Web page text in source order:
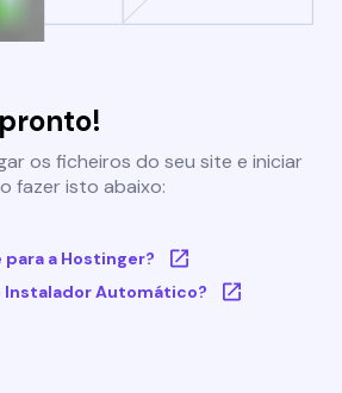
os ficheiros do seu site e iniciar
fazer isto abaixo:
a Hostinger?
Instalador Automático?